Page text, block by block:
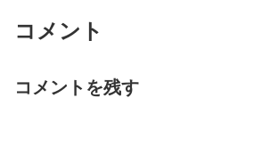
コメント
コメントを残す